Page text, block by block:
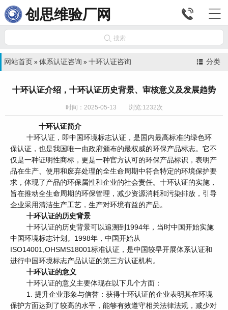
创思维验厂网 

 搜索
分类
网站首页 » 体系认证咨询 » 十环认证咨询
十环认证介绍，十环认证历史背景、审核意义及发展趋势
时间：2025-05-13 浏览:1232次
十环认证简介
十环认证，即中国环境标志认证，是国内最高标准的绿色环
保认证，也是我国唯一由政府颁布的最权威的环保产品标志。它不
仅是一种证明性商标，更是一种官方认可的环保产品标识，表明产
品在生产、使用和废弃处理的全生命周期中符合特定的环境保护要
求，体现了产品的环保属性和企业的社会责任。十环认证的实施，
旨在推动全生命周期的环保管理，减少资源消耗和污染排放，引导
企业采用清洁生产工艺，生产对环境有益的产品。
十环认证的历史背景
十环认证的历史背景可以追溯到1994年，当时中国开始实施
中国环境标志计划。1998年，中国开始从
ISO14001,OHSMS18001标准认证，是中国较早开展体系认证和
进行中国环境标志产品认证的第三方认证机构。
十环认证的意义
十环认证的意义主要体现在以下几个方面：
1. 提升企业形象与信誉：获得十环认证的企业表明其在环境
保护方面达到了较高的水平，能够有效遵守相关法律法规，减少对